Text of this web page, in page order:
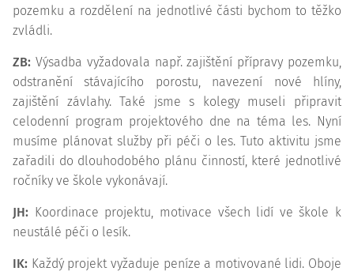
pozemku a rozdělení na jednotlivé části bychom to těžko
zvládli.
ZB: Výsadba vyžadovala např. zajištění přípravy pozemku,
odstranění stávajícího porostu, navezení nové hlíny,
zajištění závlahy. Také jsme s kolegy museli připravit
celodenní program projektového dne na téma les. Nyní
musíme plánovat služby při péči o les. Tuto aktivitu jsme
zařadili do dlouhodobého plánu činností, které jednotlivé
ročníky ve škole vykonávají.
JH: Koordinace projektu, motivace všech lidí ve škole k
neustálé péči o lesík.
IK: Každý projekt vyžaduje peníze a motivované lidi. Oboje